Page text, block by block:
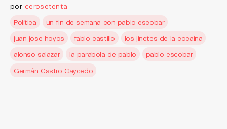
por cerosetenta
Política
un fin de semana con pablo escobar
juan jose hoyos
fabio castillo
los jinetes de la cocaina
alonso salazar
la parabola de pablo
pablo escobar
Germán Castro Caycedo